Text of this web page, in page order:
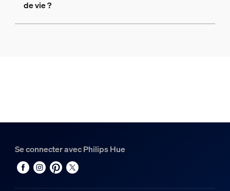
de vie ?
Se connecter avec Philips Hue